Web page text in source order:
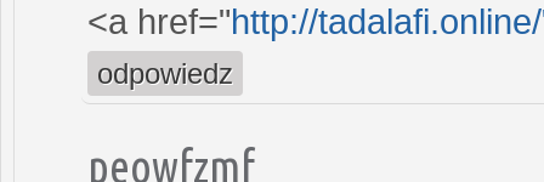
<a href="http://
odpowiedz
peowfzmf